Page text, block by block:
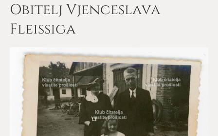
Obitelj Vjenceslava
Fleissiga